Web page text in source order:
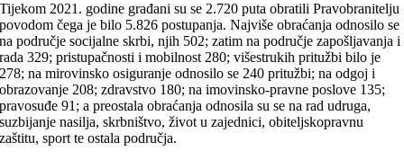
Tijekom 2021. godine građani su se 2.720 puta obratili Pravobranitelju
povodom čega je bilo 5.826 postupanja. Najviše obraćanja odnosilo se
na područje socijalne skrbi, njih 502; zatim na područje zapošljavanja i
rada 329; pristupačnosti i mobilnost 280; višestrukih pritužbi bilo je
278; na mirovinsko osiguranje odnosilo se 240 pritužbi; na odgoj i
obrazovanje 208; zdravstvo 180; na imovinsko-pravne poslove 135;
pravosuđe 91; a preostala obraćanja odnosila su se na rad udruga,
suzbijanje nasilja, skrbništvo, život u zajednici, obiteljskopravnu
zaštitu, sport te ostala područja.